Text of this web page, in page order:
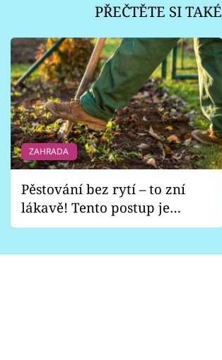
PŘEČTĚTE SI TAKÉ
ZAHRADA
Pěstování bez rytí – to zní
lákavě! Tento postup je
vhodný jen pro některé